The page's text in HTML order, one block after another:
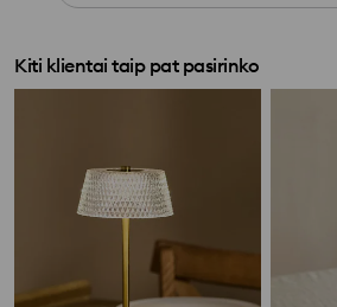
Kiti klientai taip pat pasirinko